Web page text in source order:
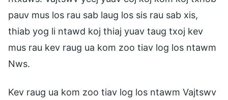
pauv mus los rau sab laug los sis rau sab xis,
thiab yog li ntawd koj thiaj yuav taug txoj kev
mus rau kev raug ua kom zoo tiav log los ntawm
Nws.
Kev raug ua kom zoo tiav log los ntawm Vajtswv